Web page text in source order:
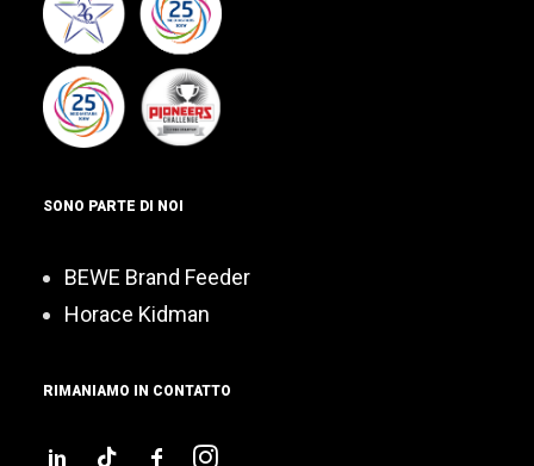
SONO PARTE DI NOI
BEWE Brand Feeder
Horace Kidman
RIMANIAMO IN CONTATTO